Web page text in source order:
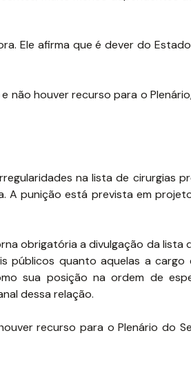
Ele afirma que é dever do
não houver recurso para o
na lista de cirurgias
A punição está prevista em
obrigatória a divulgação da lista
públicos quanto aquelas a cargo
sua posição na ordem de
dessa relação.
recurso para o Plenário do